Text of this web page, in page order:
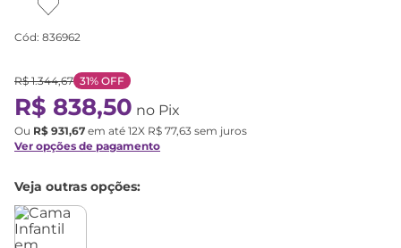
Cód: 836962
R$ 1.344,67 31% OFF
R$ 838,50 no Pix
Ou R$ 931,67 em até 12X R$ 77,63 sem juros
Ver opções de pagamento
Veja outras opções: